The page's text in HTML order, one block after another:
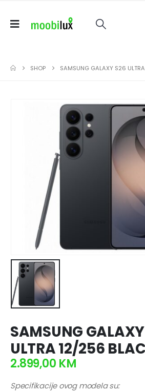
SHOP SAMSUNG GALAXY S26
SAMSUNG
ULTRA 12/256
2.899,00 KM
Specifikacije ovog modela su: